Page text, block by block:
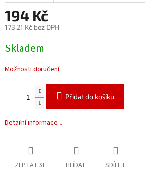
194 Kč
173,21 Kč bez DPH
cena:
Skladem
Možnosti doručení
Přidat do košíku
Detailní informace
ZEPTAT SE HLÍDAT SDÍLET